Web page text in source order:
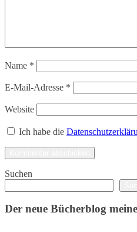
Name *
E-Mail-Adresse *
Website
Ich habe die
Suchen
Der neue Bücherblog